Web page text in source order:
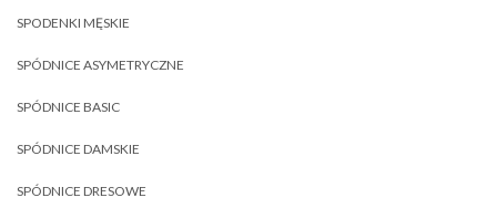
SPODENKI MĘSKIE
SPÓDNICE ASYMETRYCZNE
SPÓDNICE BASIC
SPÓDNICE DAMSKIE
SPÓDNICE DRESOWE